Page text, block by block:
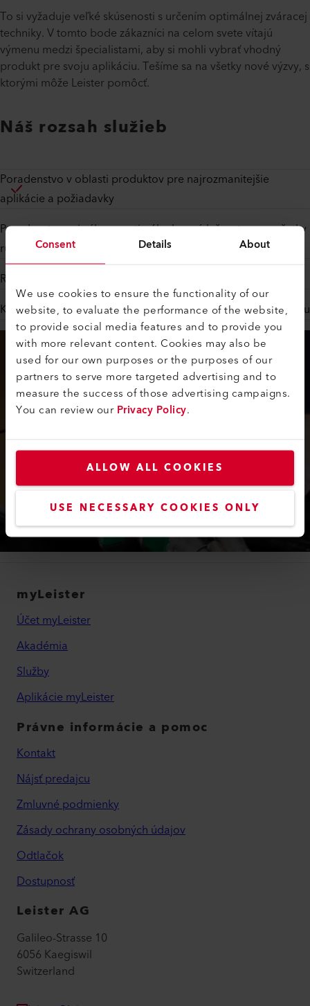
Consent Details About
We use cookies to ensure the functionality of our
website, to evaluate the performance of the website,
to provide social media features and to provide you
with more relevant content. Cookies may also be
used for our own purposes or the purposes of our
partners to serve more targeted advertising and to
measure the success of those advertising campaigns.
You can review ourPrivacy Policy.
ALLOW ALL COOKIES
USE NECESSARY COOKIES ONLY
To si vyžaduje veľké skúsenosti s určením optimálnej zváracej
techniky. V tomto bode zákazníci na celom svete vítajú
výmenu medzi špecialistami, aby si mohli vybrať vhodný
produkt pre svoju aplikáciu. Tešíme sa na všetky nové výzvy, s
ktorými môže Leister pomôcť.
Náš rozsah služieb
Poradenstvo v oblasti produktov pre najrozmanitejšie
aplikácie a požiadavky
Poradenstvo pri výbere optimálneho príslušenstva pre všetky
ručné extrudéry
Rady týkajúce sa termoplastického zvárania.
Konzultácie o extrudovanom zváraní v kombinácii s robotikou
OTÁZKY TÝKAJÚCE SA MATERIÁLU?
Pozrite si časť Testy materiálu na zváranie
extrúzie.
Zistiť viac
myLeister
Účet myLeister
Akadémia
Služby
Aplikácie myLeister
Právne informácie a pomoc
Kontakt
Nájsť predajcu
Zmluvné podmienky
Zásady ochrany osobných údajov
Odtlačok
Dostupnosť
Leister AG
Galileo-Strasse 10
6056 Kaegiswil
Switzerland